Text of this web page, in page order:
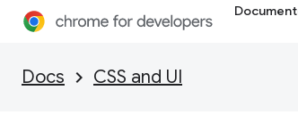
Docs CSS and UI